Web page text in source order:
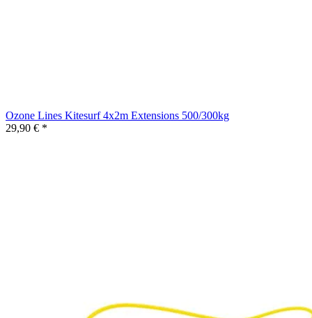
Ozone Lines Kitesurf 4x2m Extensions 500/300kg
29,90 € *